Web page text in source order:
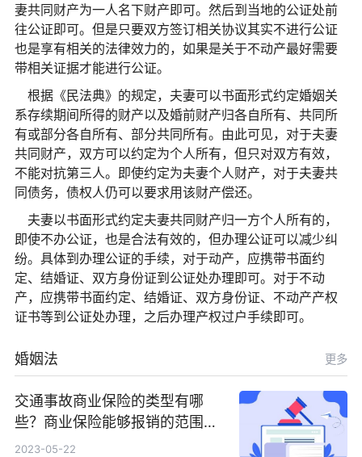
妻共同财产为一人名下财产即可。然后到当地的公证处前
往公证即可。但是只要双方签订相关协议其实不进行公证
也是享有相关的法律效力的，如果是关于不动产最好需要
带相关证据才能进行公证。
根据《民法典》的规定，夫妻可以书面形式约定婚姻关
系存续期间所得的财产以及婚前财产归各自所有、共同所
有或部分各自所有、部分共同所有。由此可见，对于夫妻
共同财产，双方可以约定为个人所有，但只对双方有效，
不能对抗第三人。即使约定为夫妻个人财产，对于夫妻共
同债务，债权人仍可以要求用该财产偿还。
夫妻以书面形式约定夫妻共同财产归一方个人所有的，
即使不办公证，也是合法有效的，但办理公证可以减少纠
纷。具体到办理公证的手续，对于动产，应携带书面约
定、结婚证、双方身份证到公证处办理即可。对于不动
产，应携带书面约定、结婚证、双方身份证、不动产产权
证书等到公证处办理，之后办理产权过户手续即可。
婚姻法 更多
交通事故商业保险的类型有哪
些？商业保险能够报销的范围是
根据具体的险种确定的吗？
2023-05-22